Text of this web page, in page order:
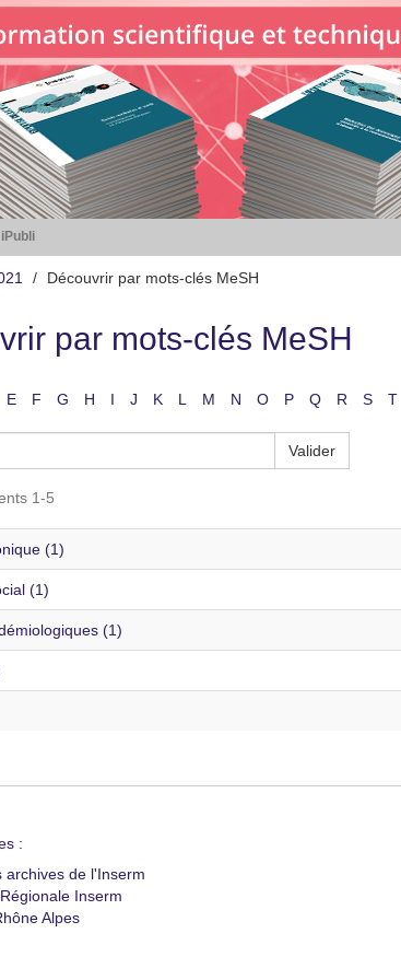
Découvrir par mots-clés MeSH
par mots-clés MeSH
E F G H I J K L M N O P Q R S T
Valider
1-5
(1)
(1)
(1)
:
archives de l'Inserm
Inserm
Alpes